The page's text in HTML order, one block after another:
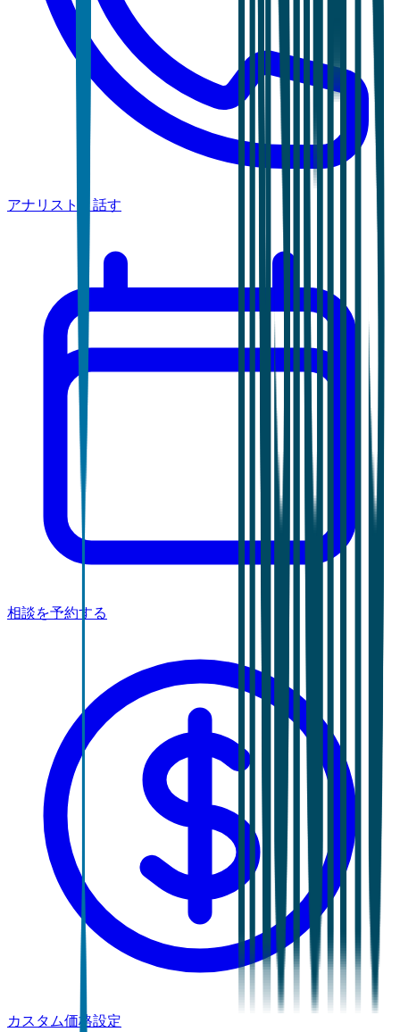
アナリストと話す
相談を予約する
カスタム価格設定